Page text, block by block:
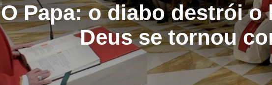
O Papa: o diabo destrói o
Deus se tornou